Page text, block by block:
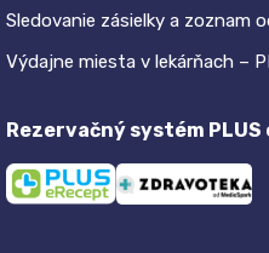
Sledovanie zásielky a zoznam
Výdajne miesta v lekárňach –
Rezervačný systém PLUS